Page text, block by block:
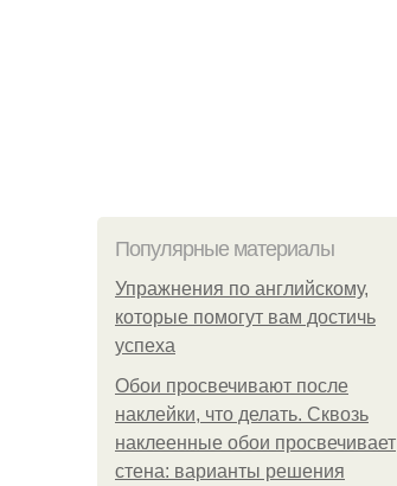
Популярные материалы
Упражнения по английскому,
которые помогут вам достичь
успеха
Обои просвечивают после
наклейки, что делать. Сквозь
наклеенные обои просвечивает
стена: варианты решения